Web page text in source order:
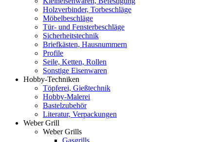
Holzverbinder, Torbeschläge
Möbelbeschläge
Tür- und Fensterbeschläge
Sicherheitstechnik
Briefkästen, Hausnummern
Profile
Seile, Ketten, Rollen
Sonstige Eisenwaren
Hobby-Techniken
Töpferei, Gießtechnik
Hobby-Malerei
Bastelzubehör
Literatur, Verpackungen
Weber Grill
Weber Grills
Gasgrills